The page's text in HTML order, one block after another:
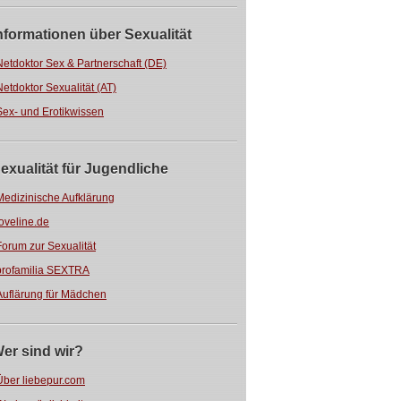
über Sexualität
Sex & Partnerschaft (DE)
Sexualität (AT)
und Erotikwissen
für Jugendliche
Aufklärung
zur Sexualität
SEXTRA
für Mädchen
sind wir?
liebepur.com